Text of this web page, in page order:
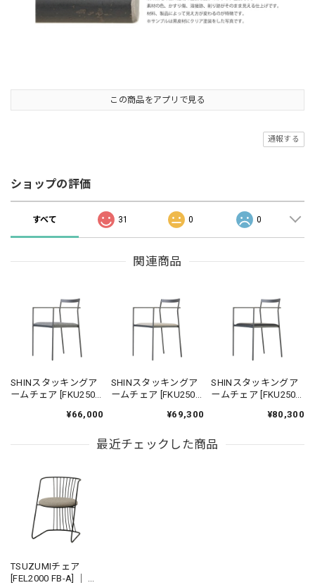
この商品をアプリで見る
通報する
ショップの評価
すべて 31 0 0
関連商品
SHINスタッキングア
ームチェア [FKU2500
ェア スタッキングチ
鉄家具 国産家具
¥66,000
SHINスタッキングア
ームチェア [FKU2500
ダイニングチェア ス
イアンチェア 鉄家具
¥69,300
SHINスタッキングア
ームチェア [FKU2500
ダイニングチェア ス
イアンチェア 鉄家具
¥80,300
最近チェックした商品
TSUZUMIチェア
[FEL2000 FB-A] ｜ 和